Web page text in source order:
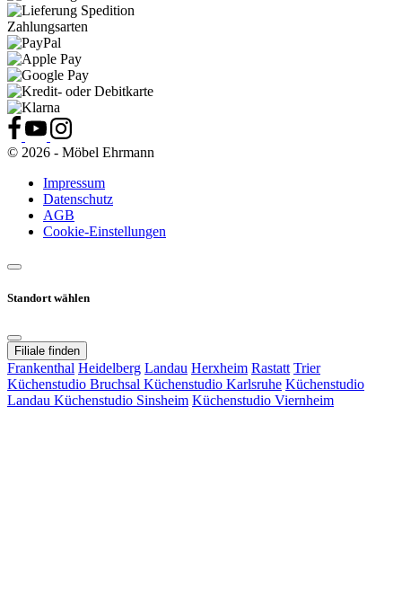
Zahlungsarten
© 2026 - Möbel Ehrmann
Impressum
Datenschutz
AGB
Cookie-Einstellungen
Standort wählen
Filiale finden
Frankenthal Heidelberg Landau Herxheim Rastatt Trier
Küchenstudio Bruchsal Küchenstudio Karlsruhe Küchenstudio
Landau Küchenstudio Sinsheim Küchenstudio Viernheim